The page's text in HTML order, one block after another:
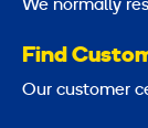
We normally
Find
Our customer